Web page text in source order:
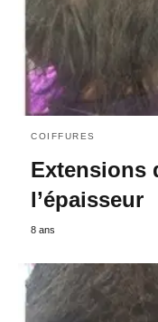
COIFFURES
Extensions
l’épaisseur
8 ans